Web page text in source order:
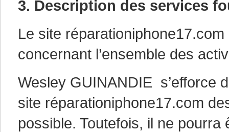
3. Description des services
Le site
concernant l’ensemble des
Wesley GUINANDIE s’efforce
site réparationiphone17.com
possible. Toutefois, il ne